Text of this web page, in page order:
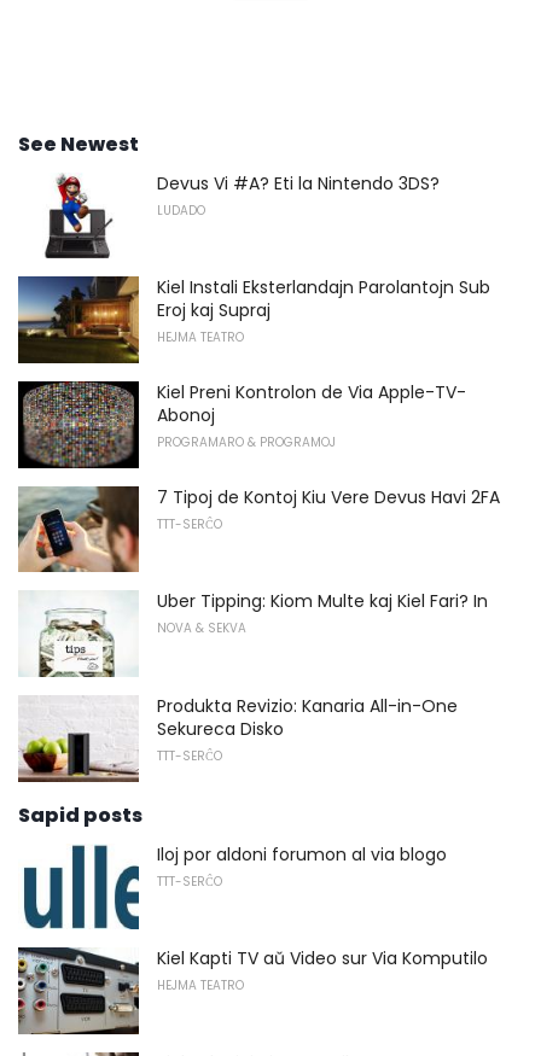
See Newest
Devus Vi #A? Eti la Nintendo 3DS?
LUDADO
Kiel Instali Eksterlandajn Parolantojn Sub
Eroj kaj Supraj
HEJMA TEATRO
Kiel Preni Kontrolon de Via Apple-TV-
Abonoj
PROGRAMARO & PROGRAMOJ
7 Tipoj de Kontoj Kiu Vere Devus Havi 2FA
TTT-SERĈO
Uber Tipping: Kiom Multe kaj Kiel Fari? In
NOVA & SEKVA
Produkta Revizio: Kanaria All-in-One
Sekureca Disko
TTT-SERĈO
Sapid posts
Iloj por aldoni forumon al via blogo
TTT-SERĈO
Kiel Kapti TV aŭ Video sur Via Komputilo
HEJMA TEATRO